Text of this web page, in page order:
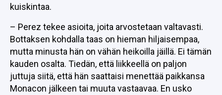
kuiskintaa.
– Perez tekee asioita, joita arvostetaan valtavasti.
Bottaksen kohdalla taas on hieman hiljaisempaa,
mutta minusta hän on vähän heikoilla jäillä. Ei tämän
kauden osalta. Tiedän, että liikkeellä on paljon
juttuja siitä, että hän saattaisi menettää paikkansa
Monacon jälkeen tai muuta vastaavaa. En usko